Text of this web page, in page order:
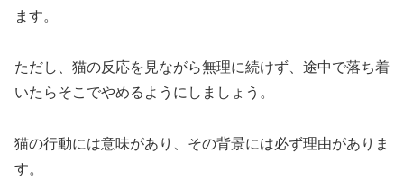
ます。
ただし、猫の反応を見ながら無理に続けず、途中で落ち着
いたらそこでやめるようにしましょう。
猫の行動には意味があり、その背景には必ず理由がありま
す。